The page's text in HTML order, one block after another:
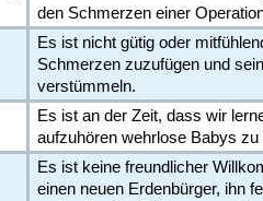
den Schmerzen einer
Es ist nicht gütig oder
Schmerzen zuzufügen und
verstümmeln.
Es ist an der Zeit, dass wir
aufzuhören wehrlose Babys zu
Es ist keine freundlicher
einen neuen Erdenbürger, ihn